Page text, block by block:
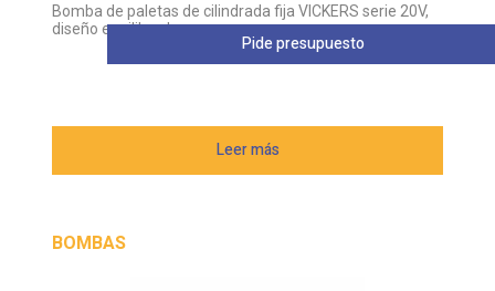
Bomba de paletas de cilindrada fija VICKERS serie 20V,
diseño equilibrado
Leer más
Pide presupuesto
BOMBAS